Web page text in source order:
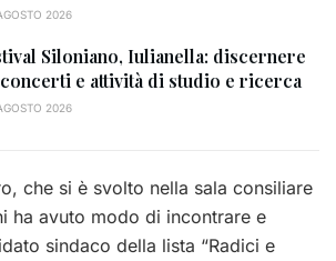
2026
Siloniano, Iulianella: discernere
e attività di studio e ricerca
2026
che si è svolto nella sala consiliare
ha avuto modo di incontrare e
sindaco della lista “Radici e